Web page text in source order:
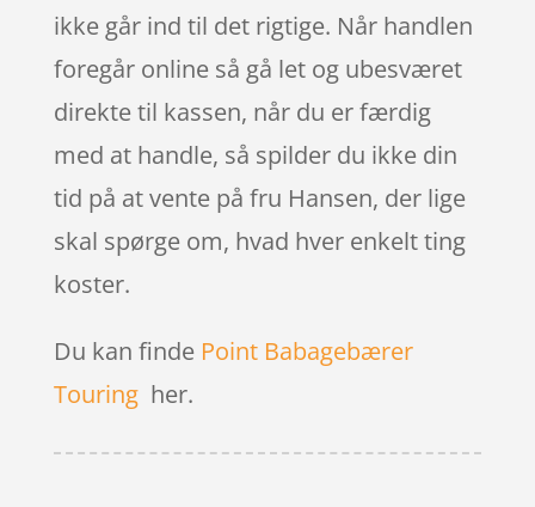
ikke går ind til det rigtige. Når handlen
foregår online så gå let og ubesværet
direkte til kassen, når du er færdig
med at handle, så spilder du ikke din
tid på at vente på fru Hansen, der lige
skal spørge om, hvad hver enkelt ting
koster.
Du kan finde Point Babagebærer
Touringher.